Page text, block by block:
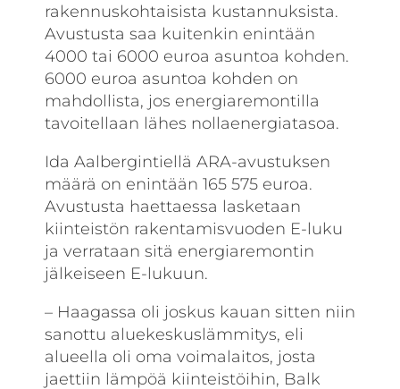
rakennuskohtaisista kustannuksista.
Avustusta saa kuitenkin enintään
4000 tai 6000 euroa asuntoa kohden.
6000 euroa asuntoa kohden on
mahdollista, jos energiaremontilla
tavoitellaan lähes nollaenergiatasoa.
Ida Aalbergintiellä ARA-avustuksen
määrä on enintään 165 575 euroa.
Avustusta haettaessa lasketaan
kiinteistön rakentamisvuoden E-luku
ja verrataan sitä energiaremontin
jälkeiseen E-lukuun.
– Haagassa oli joskus kauan sitten niin
sanottu aluekeskuslämmitys, eli
alueella oli oma voimalaitos, josta
jaettiin lämpöä kiinteistöihin, Balk